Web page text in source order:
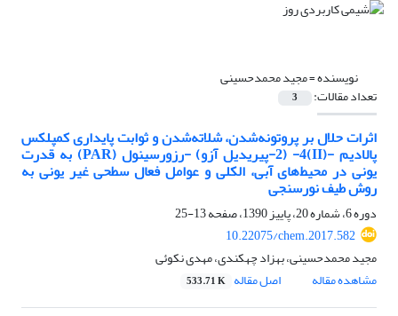
نویسنده =مجید محمدحسینی
تعداد مقالات: 3
اثرات حلال بر پروتونه‌شدن، شلاته‌شدن و ثوابت پایداری کمپلکس‌
پالادیم -(II)4- (2-پیریدیل آزو) -رزورسینول (PAR) به قدرت
یونی در محیط‌های آبی، الکلی و عوامل فعال سطحی غیر یونی به
روش طیف نورسنجی
دوره 6، شماره 20، پاییز 1390، صفحه
13-25
10.22075/chem.2017.582
مجید محمدحسینی، بهزاد چهکندی، مهدی نکوئی
مشاهده مقاله
اصل مقاله 533.71 K